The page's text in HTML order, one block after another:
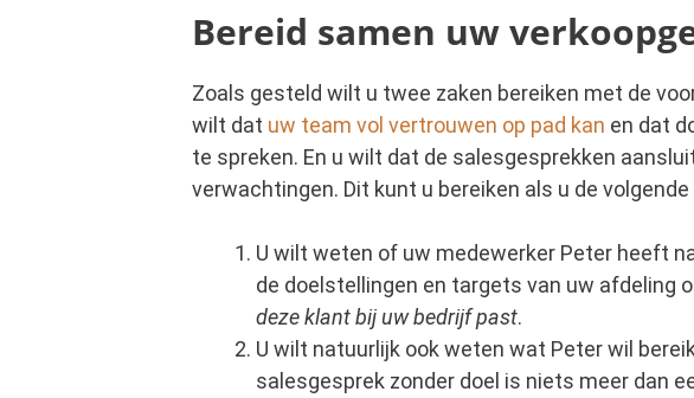
Bereid samen uw
Zoals gesteld wilt u twee zaken bereiken met de
wilt dat uw team vol vertrouwen op pad kan en dat
te spreken. En u wilt dat de salesgesprekken
verwachtingen. Dit kunt u bereiken als u de
U wilt weten of uw medewerker Peter heeft
de doelstellingen en targets van uw afdeling
deze klant bij uw bedrijf past.
U wilt natuurlijk ook weten wat Peter wil
salesgesprek zonder doel is niets meer dan